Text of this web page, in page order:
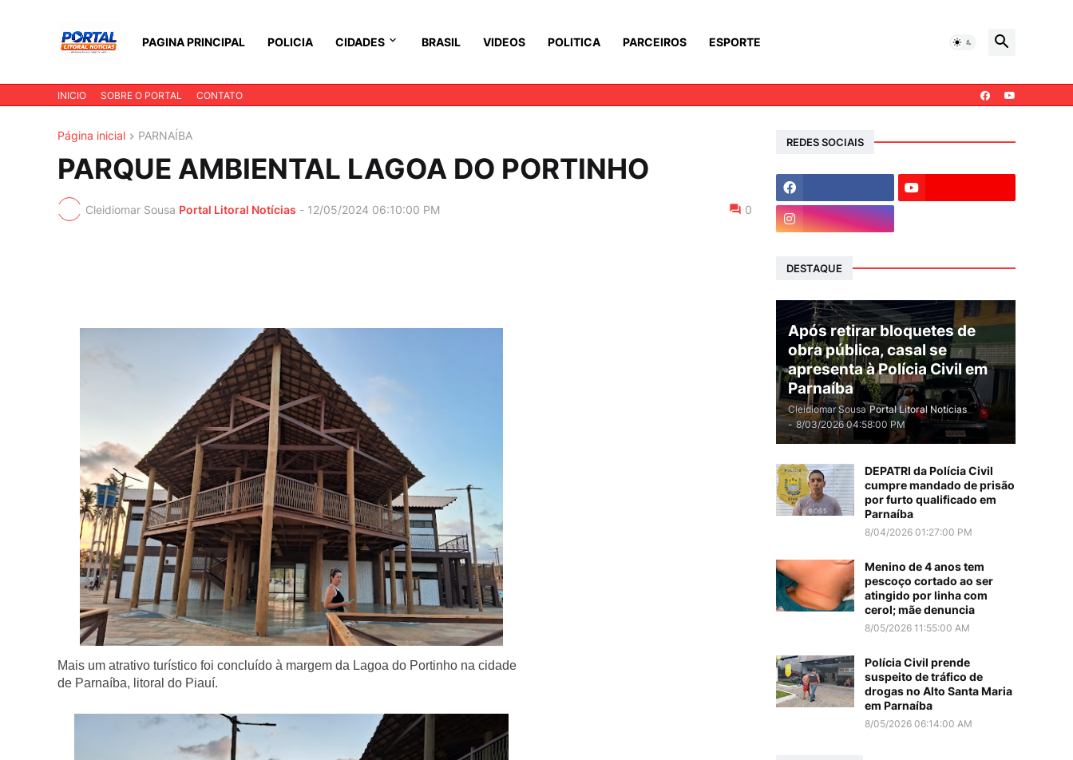
PAGINA PRINCIPAL POLICIA CIDADES BRASIL VIDEOS POLITICA PARCEIROS ESPORTE
INICIO SOBRE O PORTAL CONTATO
Página inicial PARNAÍBA
PARQUE AMBIENTAL LAGOA DO PORTINHO
Cleidiomar Sousa Portal Litoral Notícias - 12/05/2024 06:10:00 PM 0
Mais um atrativo turístico foi concluído à margem da Lagoa do Portinho na cidade
de Parnaíba, litoral do Piauí.
REDES SOCIAIS
DESTAQUE
Após retirar bloquetes de
obra pública, casal se
apresenta à Polícia Civil em
Parnaíba
Cleidiomar Sousa Portal Litoral Notícias
- 8/03/2026 04:58:00 PM
DEPATRI da Polícia Civil
cumpre mandado de prisão
por furto qualificado em
Parnaíba
8/04/2026 01:27:00 PM
Menino de 4 anos tem
pescoço cortado ao ser
atingido por linha com
cerol; mãe denuncia
8/05/2026 11:55:00 AM
Polícia Civil prende
suspeito de tráfico de
drogas no Alto Santa Maria
em Parnaíba
8/05/2026 06:14:00 AM